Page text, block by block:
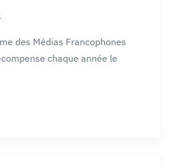
des Médias Francophones
chaque année le